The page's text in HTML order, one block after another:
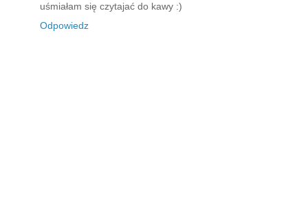
uśmiałam się czytajać do kawy :)
Odpowiedz